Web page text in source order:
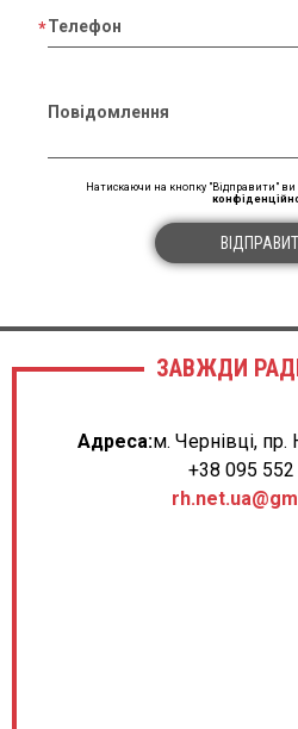
Телефон
Повідомлення
Натискаючи на кнопку "Відправити"
ЗАВЖДИ
Адреса:м. Чернівці, пр.
+38 095